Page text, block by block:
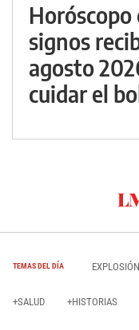
signos
agosto
cuidar el
TEMAS DEL DÍA
+SALUD +HISTORIAS